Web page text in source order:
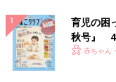
育児の困
秋号』 4
いっぱい
赤ちゃん